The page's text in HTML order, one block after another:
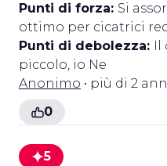
Punti di forza: Si
ottimo per cicatrici
Punti di debolezza: Il
piccolo, io Ne
Anonimo • più di 2
0
5